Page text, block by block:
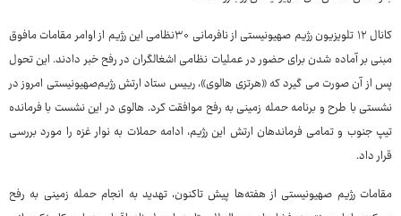
کانال ۱۲ تلویزیون رژیم صهیونیستی از نافرمانی ۳۰نظامی این رژیم از اوامر مقامات مافوق
مبنی بر آماده شدن برای حضور در عملیات نظامی اشغالگران در رفح خبر دادند. این تحول
پس از آن صورت می گیرد که «هرتزی هالوی»، رییس ستاد ارتش رژیم‌صهیونیستی امروز در
نشستی با طرح و برنامه حمله زمینی به رفح موافقت کرد. هالوی در این نشست با فرمانده
تیپ جنوب و تمامی فرماندهان ارتش این رژیم، ادامه حملات به نوار غزه را مورد بررسی
قرار داد.
مقامات رژیم صهیونیستی از هفته‌ها پیش تاکنون، تهدید به انجام حمله زمینی به رفح